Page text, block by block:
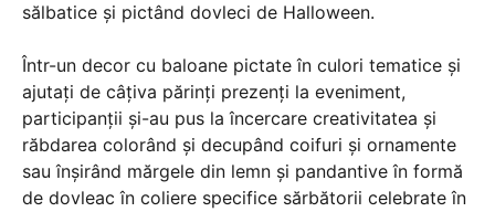
sălbatice și pictând dovleci de Halloween.
Într-un decor cu baloane pictate în culori tematice și
ajutați de câțiva părinți prezenți la eveniment,
participanții și-au pus la încercare creativitatea și
răbdarea colorând și decupând coifuri și ornamente
sau înșirând mărgele din lemn și pandantive în formă
de dovleac în coliere specifice sărbătorii celebrate în